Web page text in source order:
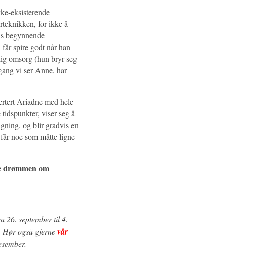
eksisterende
for ikke å
begynnende
spire godt når han
omsorg (hun bryr seg
vi ser Anne, har
Ariadne med hele
viser seg å
og blir gradvis en
noe som måtte ligne
om
26. september til 4.
Hør også gjernevår